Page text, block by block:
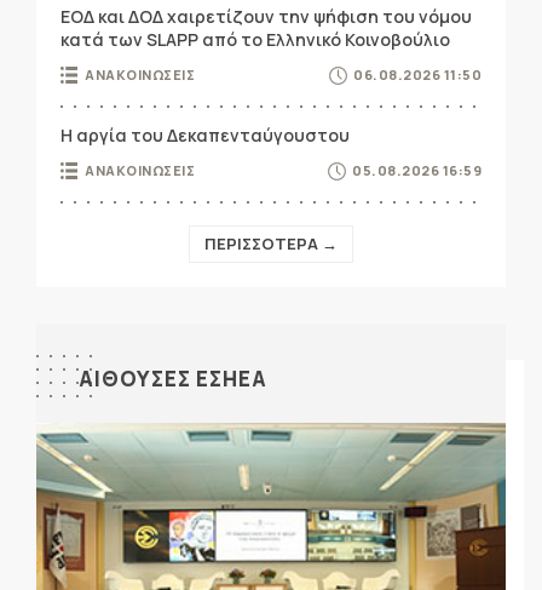
ΕΟΔ και ΔΟΔ χαιρετίζουν την ψήφιση του νόμου
κατά των SLAPP από το Ελληνικό Κοινοβούλιο
ΑΝΑΚΟΙΝΩΣΕΙΣ 06.08.2026 11:50
Η αργία του Δεκαπενταύγουστου
ΑΝΑΚΟΙΝΩΣΕΙΣ 05.08.2026 16:59
ΠΕΡΙΣΣΟΤΕΡΑ →
ΑΙΘΟΥΣΕΣ ΕΣΗΕΑ